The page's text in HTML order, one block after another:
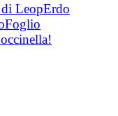
LeopErdo